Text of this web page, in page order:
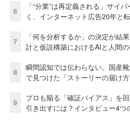
6
「“分業”は再定義される」サイ
く、インターネット広告20年と
7
「何を分析するか」の決定が結
計と仮説構築におけるAIと人間
8
瞬間認知では伝わらない。国産
で見つけた「ストーリーの届け方
9
プロも陥る「確証バイアス」を
引き出すには？インタビュー4